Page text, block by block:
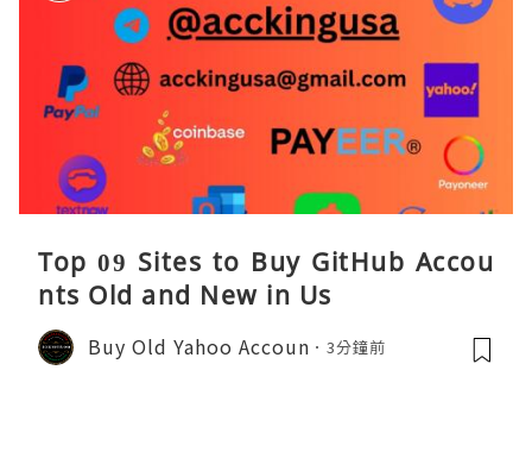
Top 09 Sites to Buy GitHub Accou
nts Old and New in Us
Buy Old Yahoo Accoun 3分鐘前